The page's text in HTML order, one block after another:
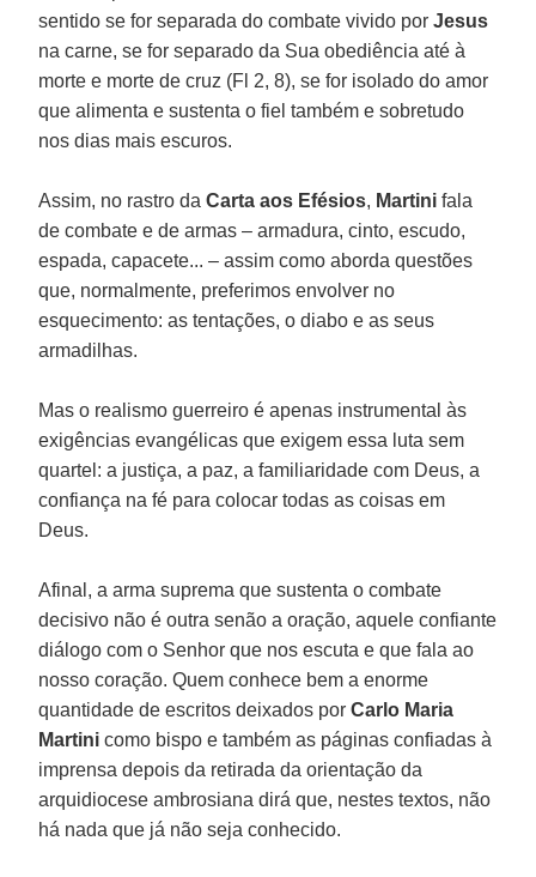
sentido se for separada do combate vivido porJesus
na carne, se for separado da Sua obediência até à
morte e morte de cruz (Fl 2, 8), se for isolado do amor
que alimenta e sustenta o fiel também e sobretudo
nos dias mais escuros.
Assim, no rastro daCarta aos Efésios, Martini fala
de combate e de armas – armadura, cinto, escudo,
espada, capacete... – assim como aborda questões
que, normalmente, preferimos envolver no
esquecimento: as tentações, o diabo e as seus
armadilhas.
Mas o realismo guerreiro é apenas instrumental às
exigências evangélicas que exigem essa luta sem
quartel: a justiça, a paz, a familiaridade com Deus, a
confiança na fé para colocar todas as coisas em
Deus.
Afinal, a arma suprema que sustenta o combate
decisivo não é outra senão a oração, aquele confiante
diálogo com o Senhor que nos escuta e que fala ao
nosso coração. Quem conhece bem a enorme
quantidade de escritos deixados porCarlo Maria
Martini como bispo e também as páginas confiadas à
imprensa depois da retirada da orientação da
arquidiocese ambrosiana dirá que, nestes textos, não
há nada que já não seja conhecido.